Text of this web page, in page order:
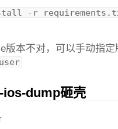
-r
版本不对，可以手动指
dump砸壳